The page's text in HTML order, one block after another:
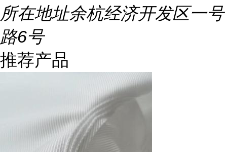
所在地址余杭经济开发区一号
路6号
推荐产品